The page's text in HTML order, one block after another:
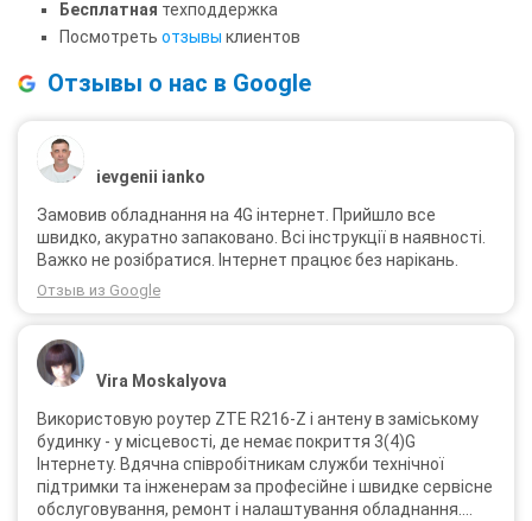
Бесплатная техподдержка
Посмотреть отзывы клиентов
Отзывы о нас в Google
ievgenii ianko
Замовив обладнання на 4G інтернет. Прийшло все
швидко, акуратно запаковано. Всі інструкції в наявності.
Важко не розібратися. Інтернет працює без нарікань.
Отзыв из Google
Vira Moskalyova
Використовую роутер ZTE R216-Z і антену в заміському
будинку - у місцевості, де немає покриття 3(4)G
Інтернету. Вдячна співробітникам служби технічної
підтримки та інженерам за професійне і швидке сервісне
обслуговування, ремонт і налаштування обладнання.